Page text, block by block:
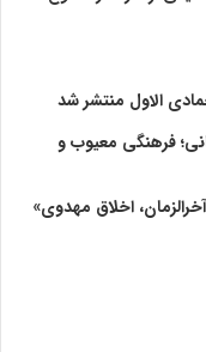
الاول منتشر شد
فرهنگی معیوب و
اخلاق مهدوی»